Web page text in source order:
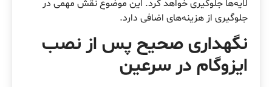
لایه‌ها جلوگیری خواهد کرد. این موضوع نقش مهمی در
جلوگیری از هزینه‌های اضافی دارد.
نگهداری صحیح پس از نصب
ایزوگام در سرعین